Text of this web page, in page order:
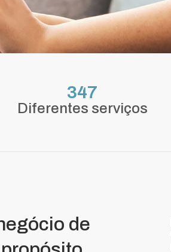
347
Diferentes serviços
de